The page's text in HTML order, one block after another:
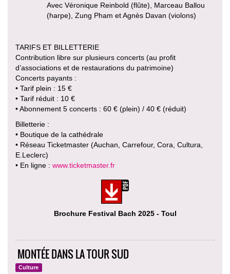
Avec Véronique Reinbold (flûte), Marceau Ballou
(harpe), Zung Pham et Agnès Davan (violons)
TARIFS ET BILLETTERIE
Contribution libre sur plusieurs concerts (au profit
d’associations et de restaurations du patrimoine)
Concerts payants :
• Tarif plein : 15 €
• Tarif réduit : 10 €
• Abonnement 5 concerts : 60 € (plein) / 40 € (réduit)
Billetterie :
• Boutique de la cathédrale
• Réseau Ticketmaster (Auchan, Carrefour, Cora, Cultura,
E.Leclerc)
• En ligne : www.ticketmaster.fr
Brochure Festival Bach 2025 - Toul
MONTÉE DANS LA TOUR SUD
Culture